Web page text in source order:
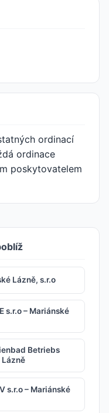
ordinací
ordinace
poskytovatelem
Lázně, s.r.o
s.r.o – Mariánské
Betriebs
Lázně
s.r.o – Mariánské